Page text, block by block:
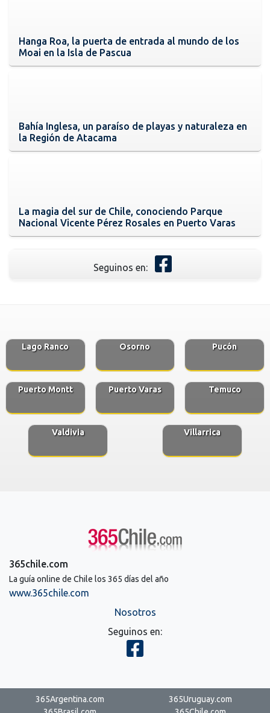
Hanga Roa, la puerta de entrada al mundo de los
Moai en la Isla de Pascua
Bahía Inglesa, un paraíso de playas y naturaleza en
la Región de Atacama
La magia del sur de Chile, conociendo Parque
Nacional Vicente Pérez Rosales en Puerto Varas
Seguinos en:
Lago Ranco Osorno Pucón
Puerto Montt Puerto Varas Temuco
Valdivia Villarrica
365chile.com
La guía online de Chile los 365 días del año
www.365chile.com
Nosotros
Seguinos en:
365Argentina.com
365Uruguay.com